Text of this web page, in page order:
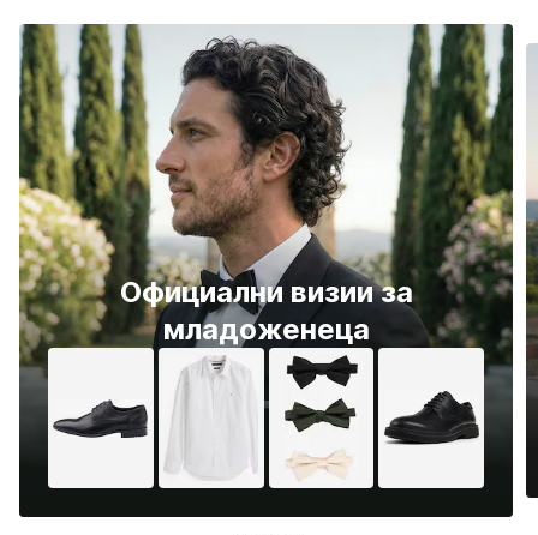
Официални визии за
младоженеца